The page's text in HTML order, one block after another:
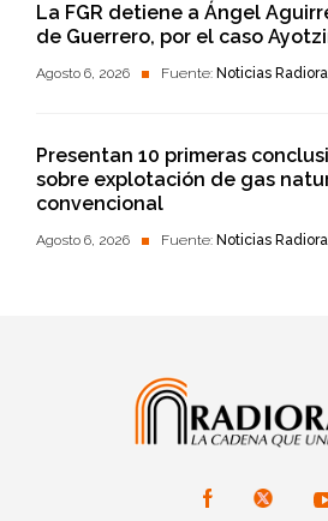
La FGR detiene a Ángel
de Guerrero, por el caso
Agosto 6, 2026 Fuente: Noticias
Presentan 10 primeras
sobre explotación de gas
convencional
Agosto 6, 2026 Fuente: Noticias